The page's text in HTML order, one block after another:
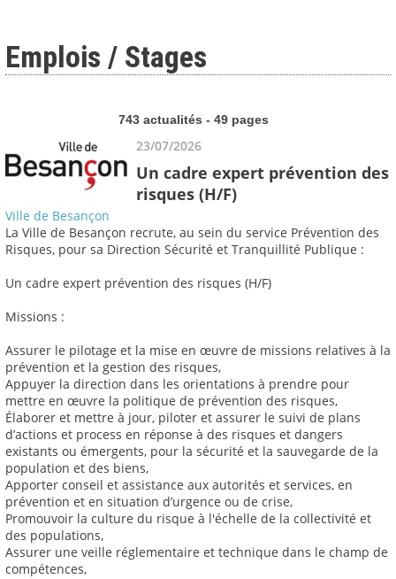
Emplois / Stages
743 actualités - 49 pages
23/07/2026
Un cadre expert prévention des
risques (H/F)
Ville de Besançon
La Ville de Besançon recrute, au sein du service Prévention des
Risques, pour sa Direction Sécurité et Tranquillité Publique :
Un cadre expert prévention des risques (H/F)
Missions :
Assurer le pilotage et la mise en œuvre de missions relatives à la
prévention et la gestion des risques,
Appuyer la direction dans les orientations à prendre pour
mettre en œuvre la politique de prévention des risques,
Élaborer et mettre à jour, piloter et assurer le suivi de plans
d’actions et process en réponse à des risques et dangers
existants ou émergents, pour la sécurité et la sauvegarde de la
population et des biens,
Apporter conseil et assistance aux autorités et services, en
prévention et en situation d’urgence ou de crise,
Promouvoir la culture du risque à l'échelle de la collectivité et
des populations,
Assurer une veille réglementaire et technique dans le champ de
compétences,